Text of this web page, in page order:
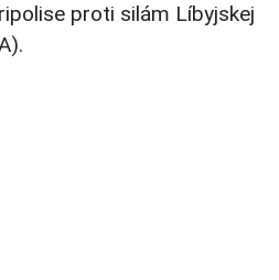
proti silám Líbyjskej